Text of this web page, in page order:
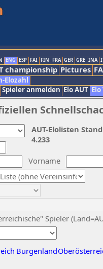
ENG ESP FAI FIN FRA GER GRE INA
championship Pictures
Elozahl
Spieler anmelden Elo AUT
Vorname
Spieler
Burgenland
AUT-Elolisten
4.233